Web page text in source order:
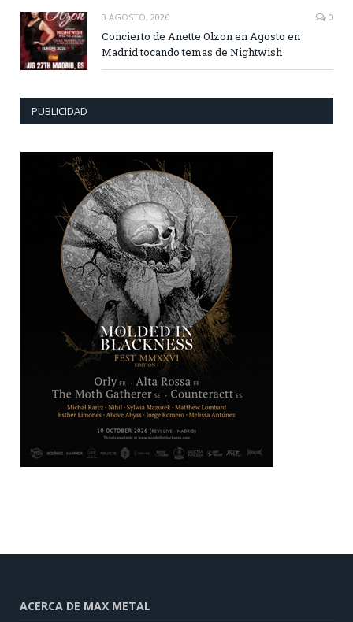
3 AGOSTO, 2026 0
Concierto de Anette Olzon en Agosto en
Madrid tocando temas de Nightwish
PUBLICIDAD
ACERCA DE MAX METAL